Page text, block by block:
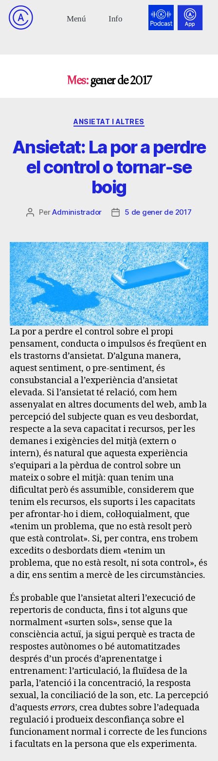
Mes: gener de 2017
ANSIETAT I ALTRES
Ansietat: La por a perdre
el control o tornar-se
boig
PerAdministrador 5 de gener de 2017
La por a perdre el control sobre el propi
pensament, conducta o impulsos és freqüent en
els trastorns d’ansietat. D’alguna manera,
aquest sentiment, o pre-sentiment, és
consubstancial a l’experiència d’ansietat
elevada. Si l’ansietat té relació, com hem
assenyalat en altres documents del web, amb la
percepció del subjecte quan es veu desbordat,
respecte a la seva capacitat i recursos, per les
demanes i exigències del mitjà (extern o
intern), és natural que aquesta experiència
s’equipari a la pèrdua de control sobre un
mateix o sobre el mitjà: quan tenim una
dificultat però és assumible, considerem que
tenim els recursos, els suports i les capacitats
per afrontar-ho i diem, col·loquialment, que
«tenim un problema, que no està resolt però
que està controlat». Si, per contra, ens trobem
excedits o desbordats diem «tenim un
problema, que no està resolt, ni sota control», és
a dir, ens sentim a mercè de les circumstàncies.
És probable que l’ansietat alteri l’execució de
repertoris de conducta, fins i tot alguns que
normalment «surten sols», sense que la
consciència actuï, ja sigui perquè es tracta de
respostes autònomes o bé automatitzades
després d’un procés d’aprenentatge i
entrenament: l’articulació, la fluïdesa de la
parla, l’atenció i la concentració, la resposta
sexual, la conciliació de la son, etc. La percepció
d’aquestserrors, crea dubtes sobre l’adequada
regulació i produeix desconfiança sobre el
funcionament normal i correcte de les funcions
i facultats en la persona que els experimenta.